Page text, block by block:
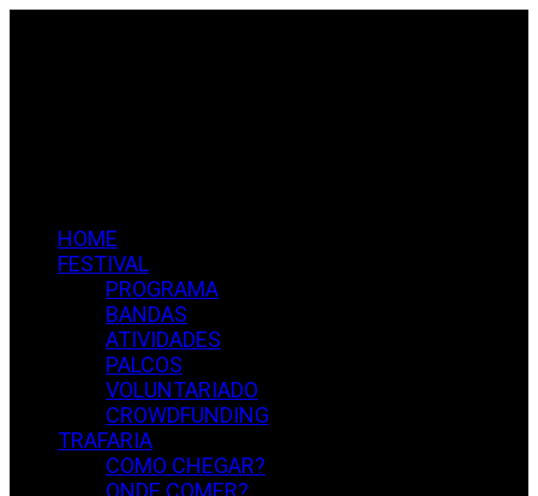
HOME
FESTIVAL
PROGRAMA
BANDAS
ATIVIDADES
PALCOS
VOLUNTARIADO
CROWDFUNDING
TRAFARIA
COMO CHEGAR?
ONDE COMER?